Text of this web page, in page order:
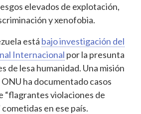
elevados de explotación,
y xenofobia.
está bajo investigación del
Internacional por la presunta
de lesa humanidad. Una misión
ha documentado casos
“flagrantes violaciones de
en ese país.